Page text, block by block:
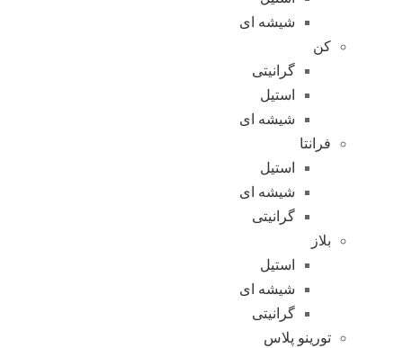
شیشه ای
کن
گرانیتی
استیل
شیشه ای
فرانتا
استیل
شیشه ای
گرانیتی
بلاز
استیل
شیشه ای
گرانیتی
تورینو پلاس